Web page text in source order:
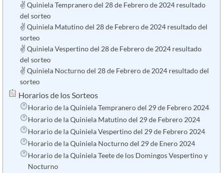
✌ Quiniela Tempranero del 28 de Febrero de 2024 resultado
del sorteo
✌ Quiniela Matutino del 28 de Febrero de 2024 resultado del
sorteo
✌ Quiniela Vespertino del 28 de Febrero de 2024 resultado
del sorteo
✌ Quiniela Nocturno del 28 de Febrero de 2024 resultado del
sorteo
​ Horarios de los Sorteos
Horario de la Quiniela Tempranero del 29 de Febrero 2024
Horario de la Quiniela Matutino del 29 de Febrero 2024
Horario de la Quiniela Vespertino del 29 de Febrero 2024
Horario de la Quiniela Nocturno del 29 de Enero 2024
Horario de la Quiniela Teete de los Domingos Vespertino y
Nocturno